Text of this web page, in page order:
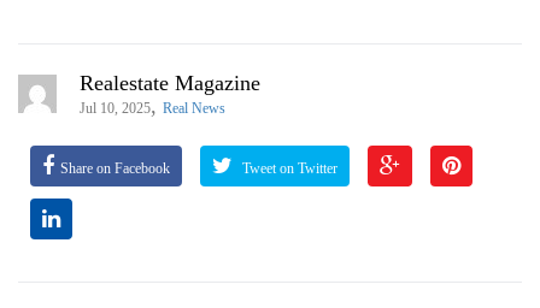
Realestate Magazine
Jul 10, 2025, Real News
Share on Facebook Tweet on Twitter